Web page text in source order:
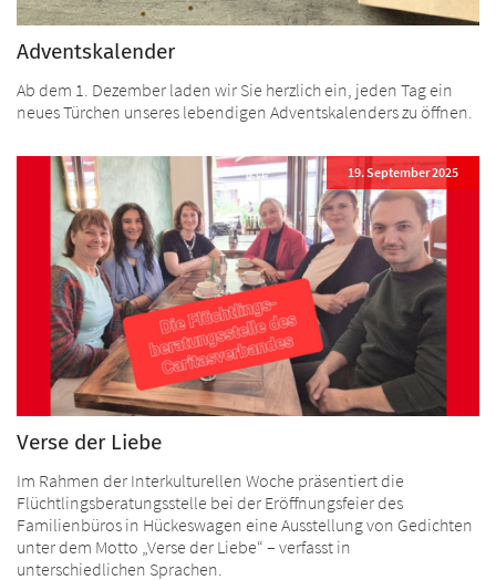
Adventskalender
Ab dem 1. Dezember laden wir Sie herzlich ein, jeden Tag ein
neues Türchen unseres lebendigen Adventskalenders zu öffnen.
Verse der Liebe
19. September 2025
Im Rahmen der Interkulturellen Woche präsentiert die
Flüchtlingsberatungsstelle bei der Eröffnungsfeier des
Familienbüros in Hückeswagen eine Ausstellung von Gedichten
unter dem Motto „Verse der Liebe“ – verfasst in
unterschiedlichen Sprachen.